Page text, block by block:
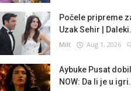
Počele pripreme
Uzak Sehir |
Milt Aug 1, 2026
Aybuke Pusat
NOW: Da li je u